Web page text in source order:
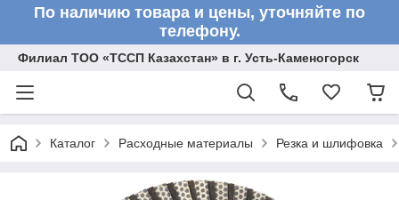
По наличию товара и цены, уточняйте по
телефону.
Филиал ТОО «ТССП Казахстан» в г. Усть-Каменогорск
Каталог Расходные материалы Резка и шлифовка